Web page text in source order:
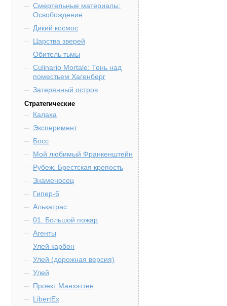
Смертельные материалы:
Освобождение
Дикий космос
Царства зверей
Обитель тьмы
Culinario Mortale: Тень над
поместьем Хагенберг
Затерянный остров
Стратегические
Калаха
Эксперимент
Босс
Мой любимый Франкенштейн
Рубеж. Брестская крепость
Знаменосец
Гипер-6
Алькатрас
01. Большой пожар
Агенты
Улей карбон
Улей (дорожная версия)
Улей
Проект Манхэттен
LibertEx